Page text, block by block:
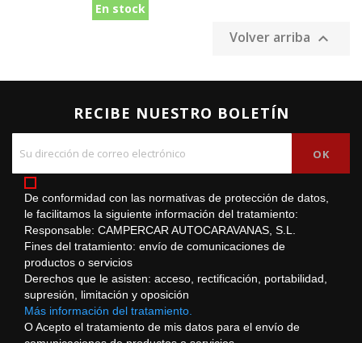
En stock
Volver arriba 
RECIBE NUESTRO BOLETÍN
De conformidad con las normativas de protección de datos,
le facilitamos la siguiente información del tratamiento:
Responsable: CAMPERCAR AUTOCARAVANAS, S.L.
Fines del tratamiento: envío de comunicaciones de
productos o servicios
Derechos que le asisten: acceso, rectificación, portabilidad,
supresión, limitación y oposición
Más información del tratamiento.
O Acepto el tratamiento de mis datos para el envío de